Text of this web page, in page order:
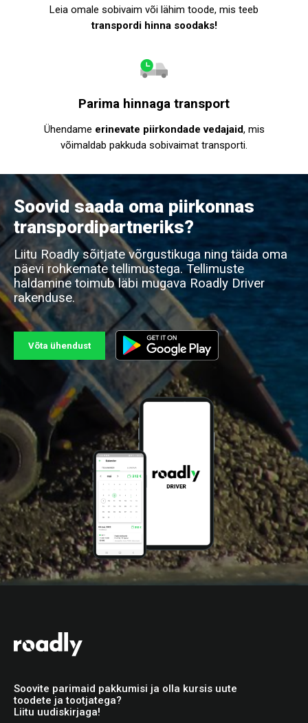
Leia omale sobivaim või lähim toode, mis teeb
transpordi hinna soodaks!
Parima hinnaga transport
Ühendame erinevate piirkondade vedajaid, mis
võimaldab pakkuda sobivaimat transporti.
Soovid saada oma piirkonnas
transpordipartneriks?
Liitu Roadly sõitjate võrgustikuga ning täida oma
päevi rohkemate tellimustega. Tellimuste
haldamine toimub läbi mugava Roadly Driver
rakenduse.
Võta ühendust
Soovite parimaid pakkumisi ja olla kursis uute
toodete ja tootjatega?
Liitu uudiskirjaga!